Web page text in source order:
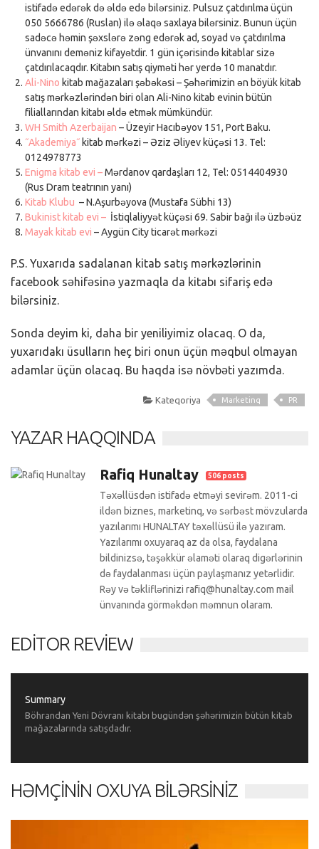
istifadə edərək də əldə edə bilərsiniz. Pulsuz çatdırılma üçün
050 5666786 (Ruslan) ilə əlaqə saxlaya bilərsiniz. Bunun üçün
sadəcə həmin şəxslərə zəng edərək ad, soyad və çatdırılma
ünvanını deməniz kifayətdir. 1 gün içərisində kitablar sizə
çatdırılacaqdır. Kitabın satış qiyməti hər yerdə 10 manatdır.
Ali-Nino kitab mağazaları şəbəkəsi – Şəhərimizin ən böyük kitab
satış mərkəzlərindən biri olan Ali-Nino kitab evinin bütün
filiallarından kitabı əldə etmək mümkündür.
WH Smith Azerbaijan – Üzeyir Hacıbəyov 151, Port Baku.
˝Akademiya˝ kitab mərkəzi – Əziz Əliyev küçəsi 13. Tel:
0124978773
Enigma kitab evi –Mərdanov qardaşları 12, Tel: 0514404930
(Rus Dram teatrının yanı)
Kitab Klubu – N.Aşurbəyova (Mustafa Sübhi 13)
Bukinist kitab evi – İstiqlaliyyət küçəsi 69. Sabir bağı ilə üzbəüz
Mayak kitab evi – Aygün City ticarət mərkəzi
P.S. Yuxarıda sadalanan kitab satış mərkəzlərinin
facebook səhifəsinə yazmaqla da kitabı sifariş edə
bilərsiniz.
Sonda deyim ki, daha bir yeniliyimiz olacaq. O da,
yuxarıdakı üsulların heç biri onun üçün məqbul olmayan
adamlar üçün olacaq. Bu haqda isə növbəti yazımda.
Kateqoriya Marketinq PR
YAZAR HAQQINDA
Rafiq Hunaltay 506 posts
Təxəllüsdən istifadə etməyi sevirəm. 2011-ci
ildən biznes, marketinq, və sərbəst mövzularda
yazılarımı HUNALTAY təxəllüsü ilə yazıram.
Yazılarımı oxuyaraq az da olsa, faydalana
bildinizsə, təşəkkür əlaməti olaraq digərlərinin
də faydalanması üçün paylaşmanız yetərlidir.
Rəy və təkliflərinizi rafiq@hunaltay.com mail
ünvanında görməkdən məmnun olaram.
EDITOR REVIEW
Summary
Böhrandan Yeni Dövranı kitabı bugündən şəhərimizin bütün kitab
mağazalarında satışdadır.
HƏMÇININ OXUYA BILƏRSINIZ